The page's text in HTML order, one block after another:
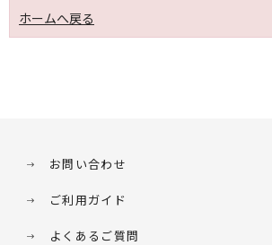
ホームへ戻る
お問い合わせ
ご利用ガイド
よくあるご質問